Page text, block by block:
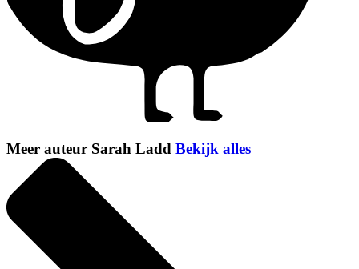
Meer auteur Sarah Ladd Bekijk alles